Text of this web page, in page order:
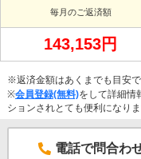
毎月のご返済額
143,153円
※返済金額はあくまでも目安で
※会員登録(無料)をして詳細情
ションされとても便利になりま
電話で問合わ